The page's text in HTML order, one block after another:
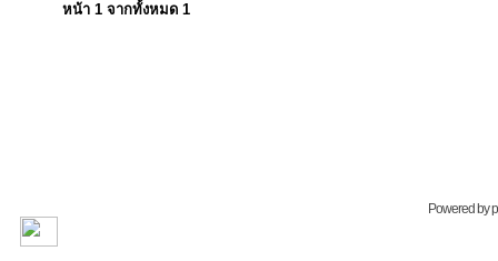
หน้า 1 จากทั้งหมด 1
Powered by